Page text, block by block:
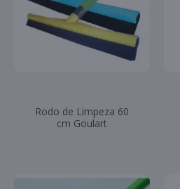
Rodo de Limpeza 60
cm Goulart